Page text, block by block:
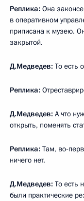
Реплика: Она
в оперативном
приписана к музею.
закрытой.
Д.Медведев: То есть
Реплика:
Д.Медведев: А что
открыть, поменять
Реплика: Там,
ничего нет.
Д.Медведев: То есть
были практические